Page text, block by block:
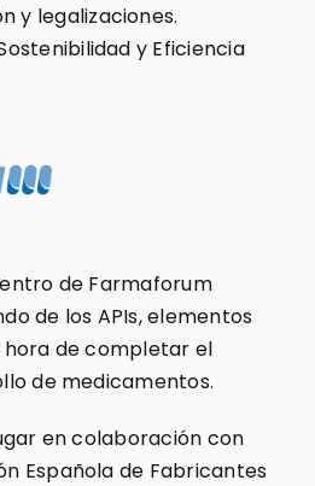
y legalizaciones.
y Eficiencia
de Farmaforum
de los APIs, elementos
de completar el
de medicamentos.
en colaboración con
Española de Fabricantes